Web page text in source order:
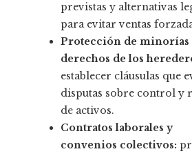
previstas y alternativas
para evitar ventas
Protección de minorías
derechos de los
establecer cláusulas que
disputas sobre control y
de activos.
Contratos laborales y
convenios colectivos: